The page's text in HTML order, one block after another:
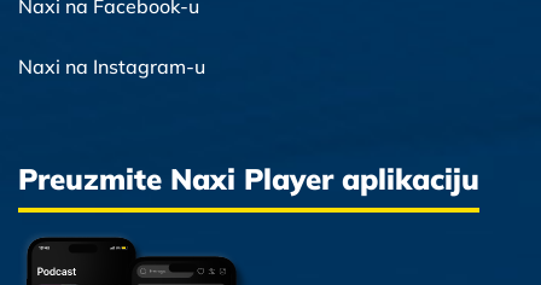
Naxi na Facebook-u
Naxi na Instagram-u
Preuzmite Naxi Player aplikaciju